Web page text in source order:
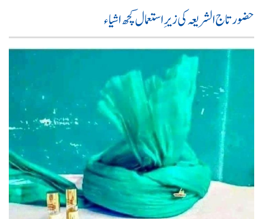
حضور تاج الشریعہ کی زیرِ استعمال کچھ اشیاء